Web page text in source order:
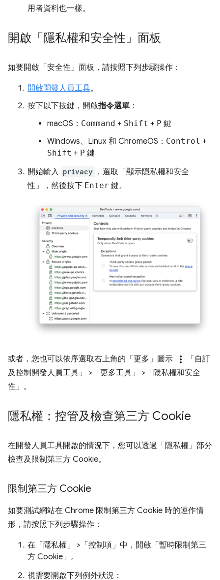
用者資料也一樣。
開啟「隱私權和安全性」面板
如要開啟「安全性」 面板，請按照下列步驟操作：
開啟開發人員工具。
按下以下按鍵，開啟指令選單 ：
macOS： Command + Shift + P 鍵
Windows、Linux 和 ChromeOS： Control +
Shift + P 鍵
開始輸入 privacy ，選取「顯示隱私權和安全
性」
，然後按下 Enter 鍵。
或者，您也可以依序選取右上角的「更多」圖示 more_vert
「自訂
及控制開發人員工具」
>「更多工具」
>「隱私權和安全
性」 。
隱私權：控管及檢查第三方 Cookie
在開發人員工具開啟的情況下，您可以透過「隱私權」 部分
檢查及限制第三方 Cookie。
限制第三方 Cookie
如要測試網站在 Chrome 限制第三方 Cookie 時的運作情
形，請按照下列步驟操作：
在「隱私權」 >「控制項」 中，開啟「暫時限制第三
方 Cookie」 。
視需要開啟下列例外狀況：